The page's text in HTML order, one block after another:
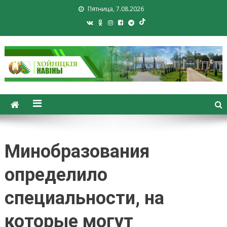
Пятница, 7.08.2026
Хойники. Хойнiцкiя навiны.
Новости Хойник. Районная
Минобразования
определило
специальности, на
которые могут